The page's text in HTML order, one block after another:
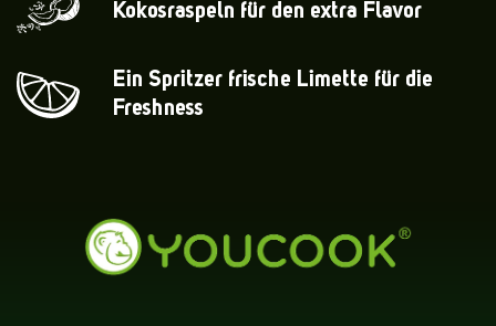
Kokosraspeln für den extra Flavor
Ein Spritzer frische Limette für die
Freshness